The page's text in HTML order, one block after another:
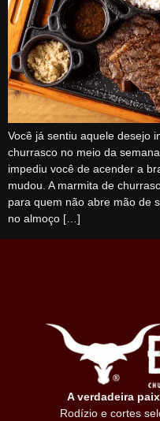
Você já sentiu aquele desejo
churrasco no meio da
impediu você de acender a
mudou. A marmita de
para quem não abre mão de
no almoço […]
A verdadeira
Rodízio e cortes